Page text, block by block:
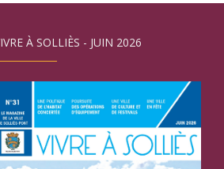
À SOLLIÈS - JUIN 2026